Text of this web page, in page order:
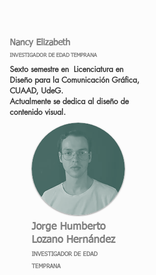
Nancy Elizabeth
INVESTIGADOR DE EDAD TEMPRANA
Sexto semestre en Licenciatura en
Diseño para la Comunicación Gráfica,
CUAAD, UdeG.
Actualmente se dedica al diseño de
contenido visual.
Jorge Humberto
Lozano Hernández
INVESTIGADOR DE EDAD
TEMPRANA